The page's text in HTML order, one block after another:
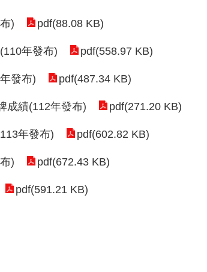
)
pdf(88.08 KB)
年發布) pdf(558.97 KB)
發布) pdf(487.34 KB)
成績(112年發布) pdf(271.20 KB)
年發布) pdf(602.82 KB)
) pdf(672.43 KB)
pdf(591.21 KB)